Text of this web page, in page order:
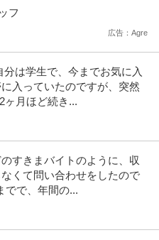
フ
広告：Agre
は学生で、今までお気に入
入っていたのですが、突然
ヶ月ほど続き...
すきまバイトのように、収
くて問い合わせをしたので
でで、年間の...